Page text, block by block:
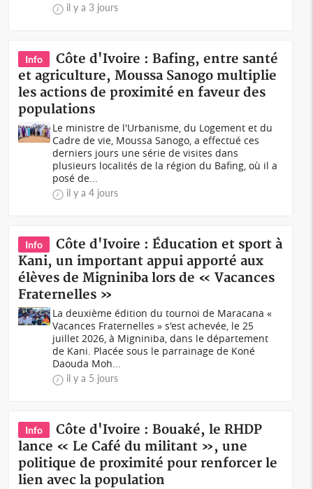
il y a 3 jours
Info
Côte d'Ivoire : Bafing, entre santé
et agriculture, Moussa Sanogo multiplie
les actions de proximité en faveur des
populations
Le ministre de l'Urbanisme, du Logement et du
Cadre de vie, Moussa Sanogo, a effectué ces
derniers jours une série de visites dans
plusieurs localités de la région du Bafing, où il a
posé de...
il y a 4 jours
Info
Côte d'Ivoire : Éducation et sport à
Kani, un important appui apporté aux
élèves de Migniniba lors de « Vacances
Fraternelles »
La deuxième édition du tournoi de Maracana «
Vacances Fraternelles » s'est achevée, le 25
juillet 2026, à Migniniba, dans le département
de Kani. Placée sous le parrainage de Koné
Daouda Moh...
il y a 5 jours
Info
Côte d'Ivoire : Bouaké, le RHDP
lance « Le Café du militant », une
politique de proximité pour renforcer le
lien avec la population